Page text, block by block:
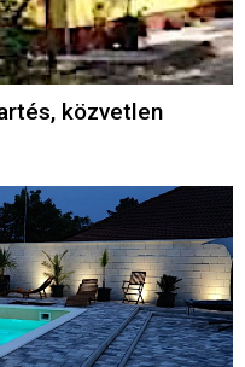
közvetlen